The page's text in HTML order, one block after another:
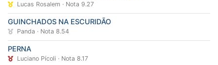
Lucas Rosalem · Nota 9.27
GUINCHADOS NA ESCURIDÃO
Panda · Nota 8.54
PERNA
Luciano Pícoli · Nota 8.17